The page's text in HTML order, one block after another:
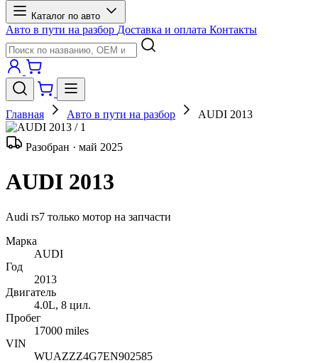
Каталог по авто
Авто в пути на разбор Доставка и оплата Контакты
Главная Авто в пути на разбор
AUDI 2013
/ 1
Разобран · май 2025
AUDI 2013
Audi rs7 только мотор на запчасти
Марка
AUDI
Год
2013
Двигатель
4.0L, 8 цил.
Пробег
17000 miles
VIN
WUAZZZ4G7EN902585